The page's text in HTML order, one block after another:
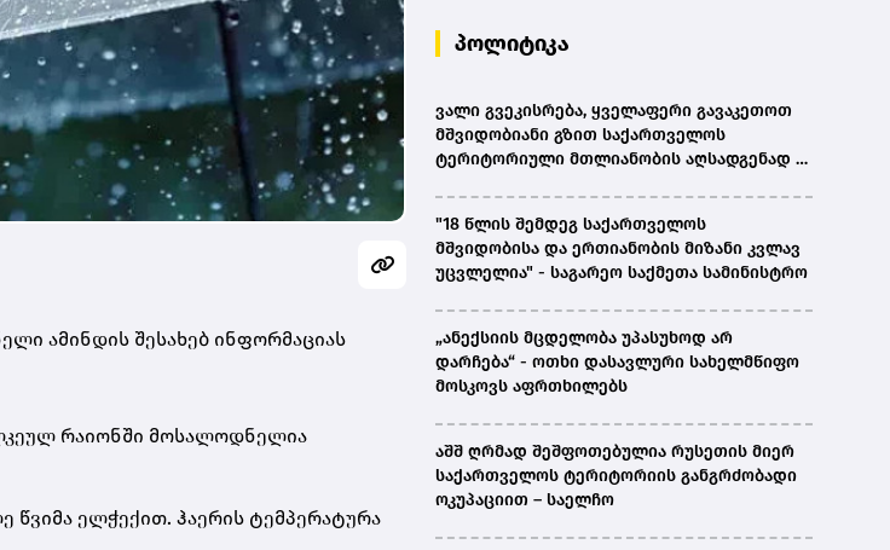
ამინდის შესახებ ინფორმაციას
რაიონში მოსალოდნელია
წვიმა ელჭექით. ჰაერის ტემპერატურა
პოლიტიკა
ვალი გვეკისრება, ყველაფერი გავაკეთოთ
მშვიდობიანი გზით საქართველოს
ტერიტორიული მთლიანობის აღსადგენად -
"18 წლის შემდეგ საქართველოს
მშვიდობისა და ერთიანობის მიზანი კვლავ
უცვლელია" - საგარეო საქმეთა სამინისტრო
„ანექსიის მცდელობა უპასუხოდ არ
დარჩება“ - ოთხი დასავლური სახელმწიფო
მოსკოვს აფრთხილებს
აშშ ღრმად შეშფოთებულია რუსეთის მიერ
საქართველოს ტერიტორიის განგრძობადი
ოკუპაციით – საელჩო